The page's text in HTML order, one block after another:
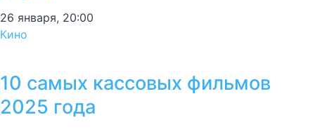
26 января, 20:00
Кино
10 самых кассовых фильмов
2025 года